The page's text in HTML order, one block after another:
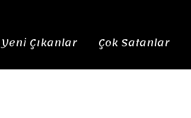
Yeni Çıkanlar Çok Satanlar